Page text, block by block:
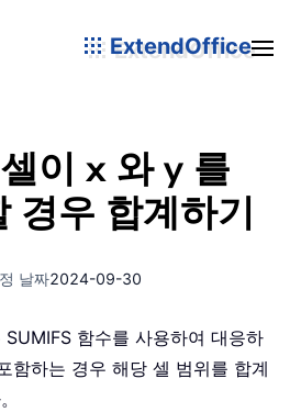
ExtendOffice
이 x 와 y 를
경우 합계하기
날짜2024-09-30
함수를 사용하여 대응하
함하는 경우 해당 셀 범위를 합계